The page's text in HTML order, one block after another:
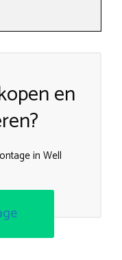
en
in Well